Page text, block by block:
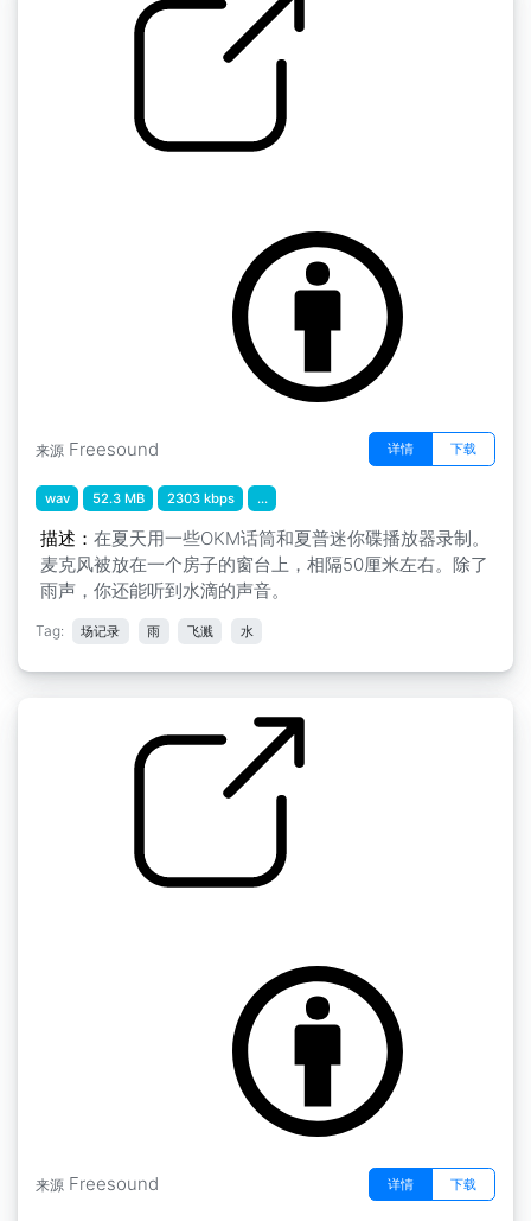
来源 Freesound 详情 下载
wav 52.3 MB 2303 kbps ...
描述： 在夏天用一些OKM话筒和夏普迷你碟播放器录制。
麦克风被放在一个房子的窗台上，相隔50厘米左右。除了
雨声，你还能听到水滴的声音。
Tag: 场记录 雨 飞溅 水
来源 Freesound 详情 下载